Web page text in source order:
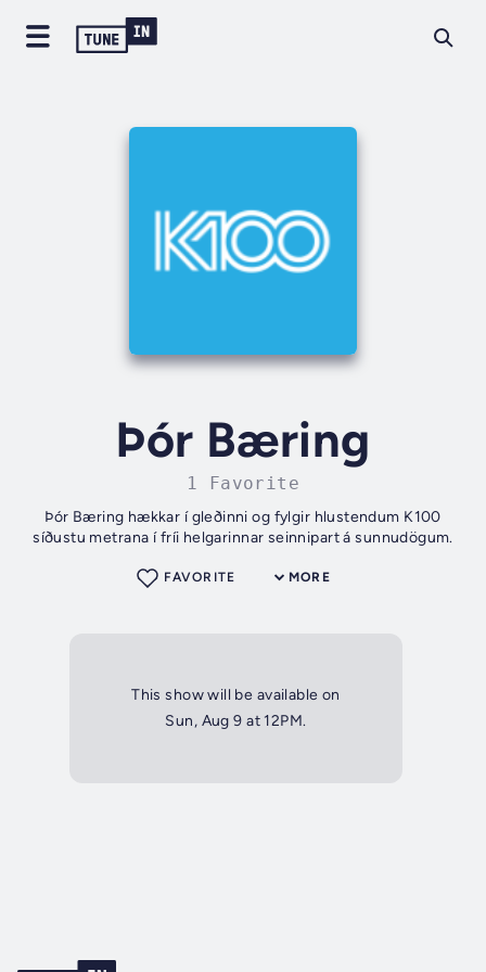
Þór Bæring
1 Favorite
Þór Bæring hækkar í gleðinni og fylgir hlustendum K100
síðustu metrana í fríi helgarinnar seinnipart á sunnudögum.
MORE
FAVORITE
This show will be available on
Sun, Aug 9 at 12PM.